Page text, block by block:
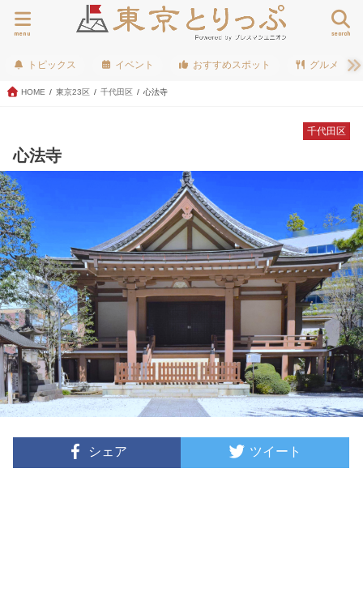
search
menu
トピックス イベント おすすめスポット グルメ
HOME 東京23区 千代田区 心法寺
千代田区
心法寺
シェア ツイート